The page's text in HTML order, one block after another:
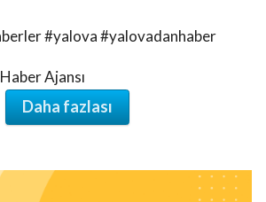
#yalova #yalovadanhaber
Ajansı
Daha fazlası